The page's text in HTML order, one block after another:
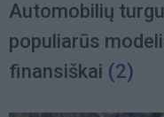
Automobilių
populiarūs
finansiškai (2)